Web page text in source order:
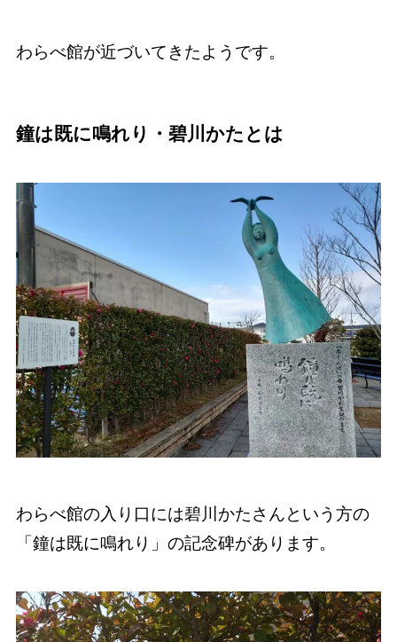
わらべ館が近づいてきたようです。
鐘は既に鳴れり・碧川かたとは
わらべ館の入り口には碧川かたさんという方の
「鐘は既に鳴れり」の記念碑があります。